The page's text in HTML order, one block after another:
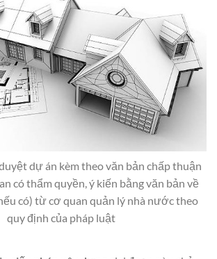
dự án kèm theo văn bản chấp thuận
có thẩm quyền, ý kiến bằng văn bản về
có) từ cơ quan quản lý nhà nước theo
quy định của pháp luật